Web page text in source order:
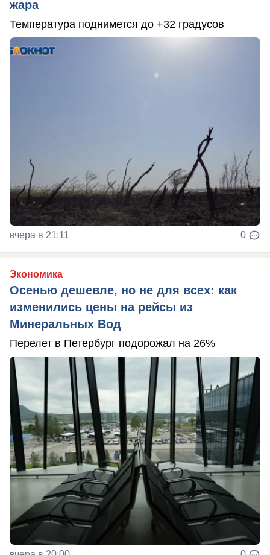
жара
Температура поднимется до +32 градусов
вчера в 21:11 0
Экономика
Осенью дешевле, но не для всех: как
изменились цены на рейсы из
Минеральных Вод
Перелет в Петербург подорожал на 26%